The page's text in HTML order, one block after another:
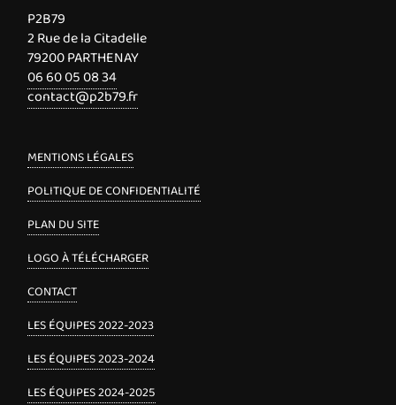
P2B79
2 Rue de la Citadelle
79200 PARTHENAY
06 60 05 08 34
contact@p2b79.fr
MENTIONS LÉGALES
POLITIQUE DE CONFIDENTIALITÉ
PLAN DU SITE
LOGO À TÉLÉCHARGER
CONTACT
LES ÉQUIPES 2022-2023
LES ÉQUIPES 2023-2024
LES ÉQUIPES 2024-2025